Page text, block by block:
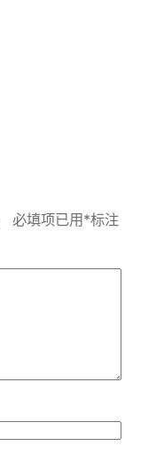
必填项已用*标注